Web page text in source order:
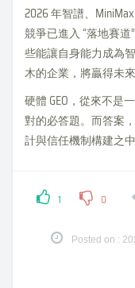
2026 年智譜、
競爭已進入 “落地賽道
些能讓自身能力成為
木的企業，將贏得未
硬體 GEO，從來不是
對的必答題。而答案
計與信任機制構建之中
1 0
Posted on :